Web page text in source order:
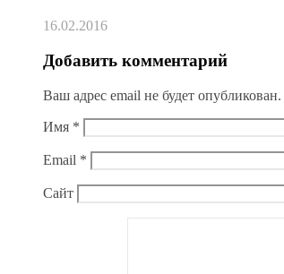
16.02.2016
Добавить комментарий
Ваш адрес email не будет опубликован.
Имя *
Email *
Сайт